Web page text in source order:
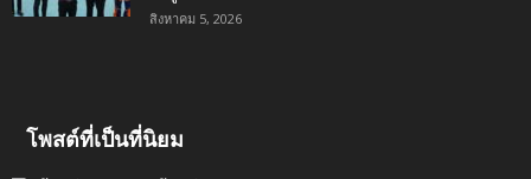
สิงหาคม 5, 2026
โพสต์ที่เป็นที่นิยม